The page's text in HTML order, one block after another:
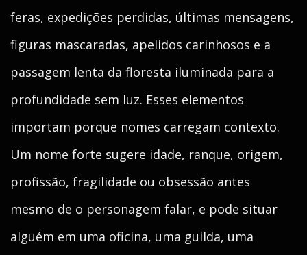
feras, expedições perdidas, últimas mensagens,
figuras mascaradas, apelidos carinhosos e a
passagem lenta da floresta iluminada para a
profundidade sem luz. Esses elementos
importam porque nomes carregam contexto.
Um nome forte sugere idade, ranque, origem,
profissão, fragilidade ou obsessão antes
mesmo de o personagem falar, e pode situar
alguém em uma oficina, uma guilda, uma